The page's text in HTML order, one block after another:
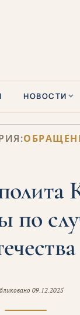
НОВОСТИ
по
09.12.2025